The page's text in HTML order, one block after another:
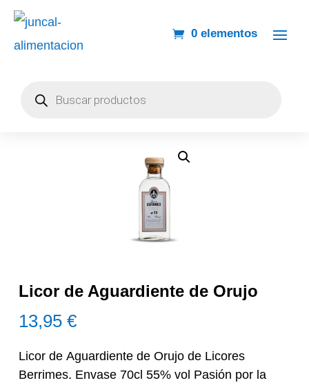
0 elementos
Licor de Aguardiente de Orujo
13,95€
Licor de Aguardiente de Orujo de Licores
Berrimes. Envase 70cl 55% vol Pasión por la